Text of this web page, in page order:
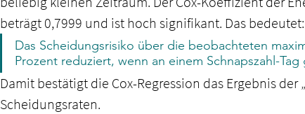
beträgt 0,7999 und ist hoch signifikant. Das bedeutet:
Das Scheidungsrisiko über die beobachteten
Prozent reduziert, wenn an einem Schnapszahl-
Damit bestätigt die Cox-Regression das Ergebnis der
Scheidungsraten.